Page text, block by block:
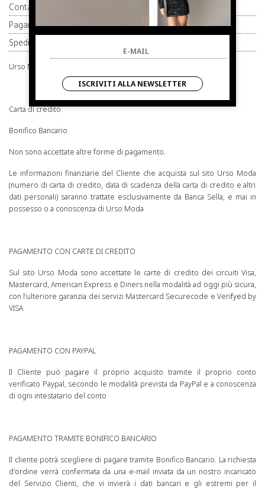
Contatti
Pagamenti
Spedizione
Urso Moda offre ai propri Clienti diverse tipologie di pagamento:
Carta di credito
Bonifico Bancario
Non sono accettate altre forme di pagamento.
Le informazioni finanziarie del Cliente che acquista sul sito Urso Moda
(numero di carta di credito, data di scadenza della carta di credito e altri
dati personali) saranno trattate esclusivamente da Banca Sella, e mai in
possesso o a conoscenza di Urso Moda
PAGAMENTO CON CARTE DI CREDITO
Sul sito Urso Moda sono accettate le carte di credito dei circuiti Visa,
Mastercard, American Express e Diners nella modalità ad oggi più sicura,
con l’ulteriore garanzia dei servizi Mastercard Securecode e Verifyed by
VISA
PAGAMENTO CON PAYPAL
Il Cliente può pagare il proprio acquisto tramite il proprio conto
verificato Paypal, secondo le modalità prevista da PayPal e a conoscenza
di ogni intestatario del conto
PAGAMENTO TRAMITE BONIFICO BANCARIO
Il cliente potrà scegliere di pagare tramite Bonifico Bancario. La richiesta
d'ordine verrà confermata da una e-mail inviata da un nostro incaricato
del Servizio Clienti, che vi invierà i dati bancari e gli estremi per il
ISCRIVITI ALLA NEWSLETTER